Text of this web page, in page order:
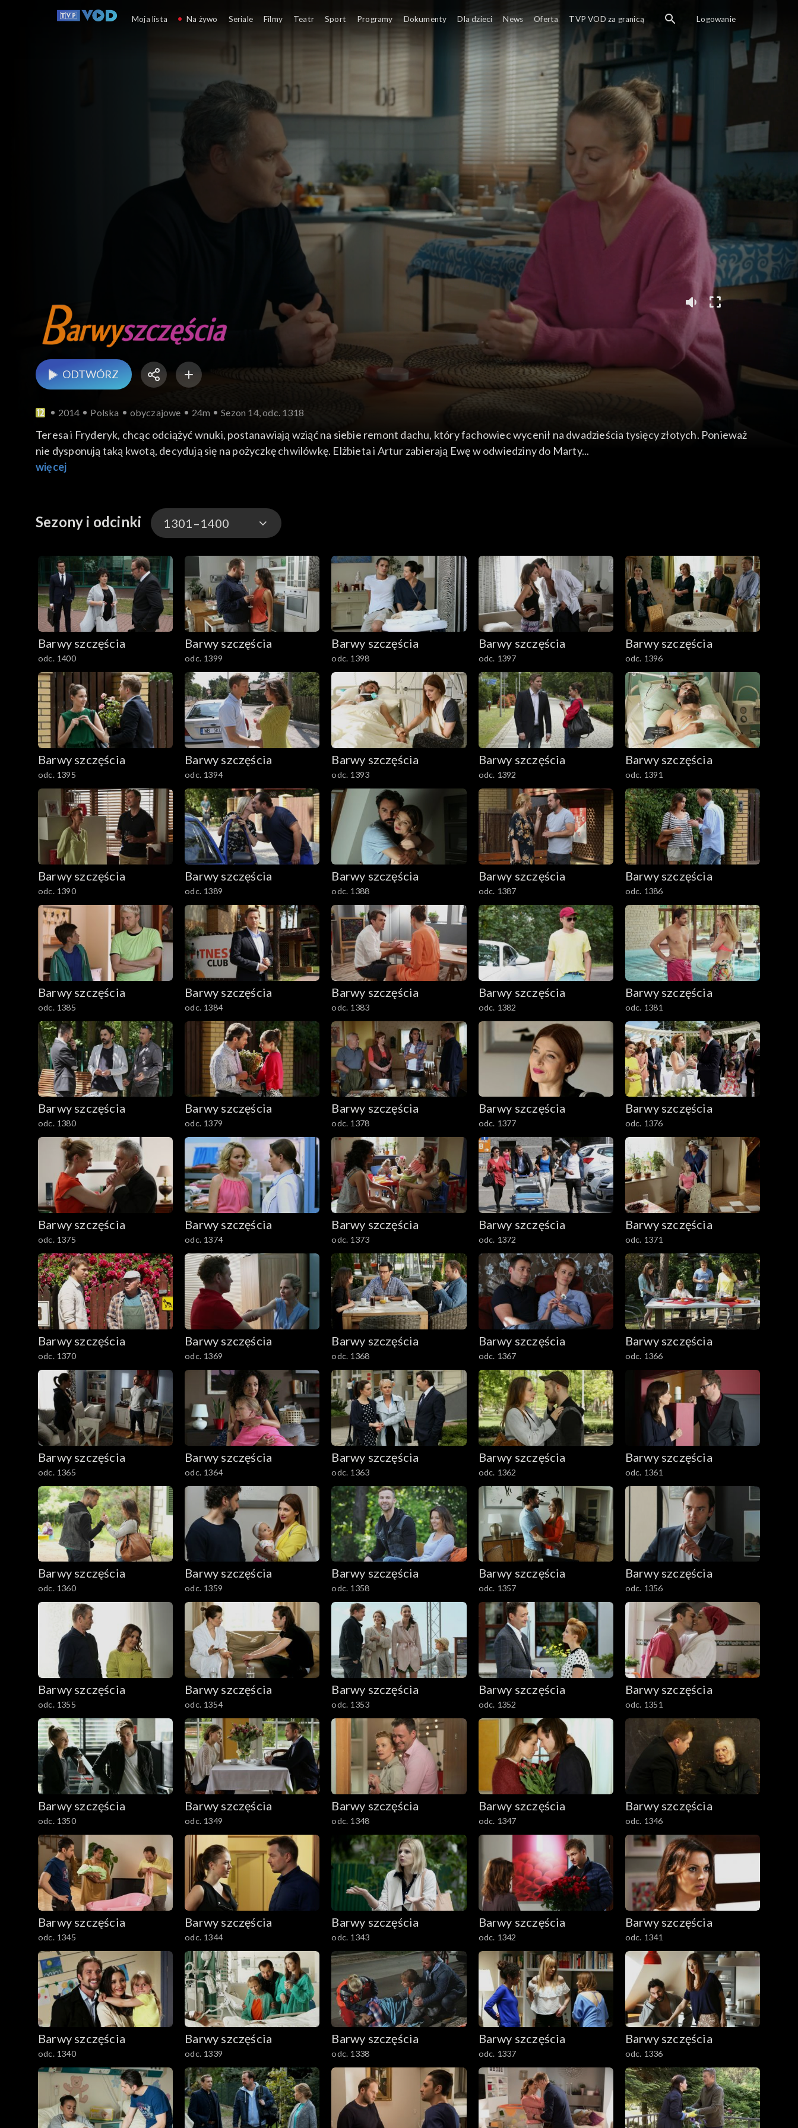
ODTWÓRZ
2014 Polska obyczajowe 24m Sezon 14, odc. 1318
Teresa i Fryderyk, chcąc odciążyć wnuki, postanawiają wziąć na siebie remont dachu, który fachowiec wycenił na dwadzieścia tysięcy złotych. Ponieważ
nie dysponują taką kwotą, decydują się na pożyczkę chwilówkę. Elżbieta i Artur zabierają Ewę w odwiedziny do Marty...
więcej
Sezony i odcinki 1301–1400
3301-3400
3201-3300
3101-3200
3001-3100
2901-3000
2801–2900
2701–2800
2601–2700
2501–2600
2401–2500
2301–2400
2201–2300
2101–2200
2001–2100
1901–2000
1801–1900
1701–1800
1601–1700
1501–1600
1401–1500
1301–1400
1201–1300
1101–1200
1001–1100
901–1000
801–900
782–800
Barwy szczęścia
odc. 1400
Barwy szczęścia
odc. 1399
Barwy szczęścia
odc. 1398
Barwy szczęścia
odc. 1397
Barwy szczęścia
odc. 1396
Barwy szczęścia
odc. 1395
Barwy szczęścia
odc. 1394
Barwy szczęścia
odc. 1393
Barwy szczęścia
odc. 1392
Barwy szczęścia
odc. 1391
Barwy szczęścia
odc. 1390
Barwy szczęścia
odc. 1389
Barwy szczęścia
odc. 1388
Barwy szczęścia
odc. 1387
Barwy szczęścia
odc. 1386
Barwy szczęścia
odc. 1385
Barwy szczęścia
odc. 1384
Barwy szczęścia
odc. 1383
Barwy szczęścia
odc. 1382
Barwy szczęścia
odc. 1381
Barwy szczęścia
odc. 1380
Barwy szczęścia
odc. 1379
Barwy szczęścia
odc. 1378
Barwy szczęścia
odc. 1377
Barwy szczęścia
odc. 1376
Barwy szczęścia
odc. 1375
Barwy szczęścia
odc. 1374
Barwy szczęścia
odc. 1373
Barwy szczęścia
odc. 1372
Barwy szczęścia
odc. 1371
Barwy szczęścia
odc. 1370
Barwy szczęścia
odc. 1369
Barwy szczęścia
odc. 1368
Barwy szczęścia
odc. 1367
Barwy szczęścia
odc. 1366
Barwy szczęścia
odc. 1365
Barwy szczęścia
odc. 1364
Barwy szczęścia
odc. 1363
Barwy szczęścia
odc. 1362
Barwy szczęścia
odc. 1361
Barwy szczęścia
odc. 1360
Barwy szczęścia
odc. 1359
Barwy szczęścia
odc. 1358
Barwy szczęścia
odc. 1357
Barwy szczęścia
odc. 1356
Barwy szczęścia
odc. 1355
Barwy szczęścia
odc. 1354
Barwy szczęścia
odc. 1353
Barwy szczęścia
odc. 1352
Barwy szczęścia
odc. 1351
Barwy szczęścia
odc. 1350
Barwy szczęścia
odc. 1349
Barwy szczęścia
odc. 1348
Barwy szczęścia
odc. 1347
Barwy szczęścia
odc. 1346
Barwy szczęścia
odc. 1345
Barwy szczęścia
odc. 1344
Barwy szczęścia
odc. 1343
Barwy szczęścia
odc. 1342
Barwy szczęścia
odc. 1341
Barwy szczęścia
odc. 1340
Barwy szczęścia
odc. 1339
Barwy szczęścia
odc. 1338
Barwy szczęścia
odc. 1337
Barwy szczęścia
odc. 1336
Moja lista Na żywo Seriale Filmy Teatr Sport Programy Dokumenty Dla dzieci News Oferta TVP VOD za granicą Logowanie